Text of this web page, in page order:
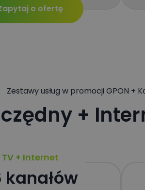
o ofertę
Zestawy usług w promocji GPON +
+
TV + Internet
kanałów